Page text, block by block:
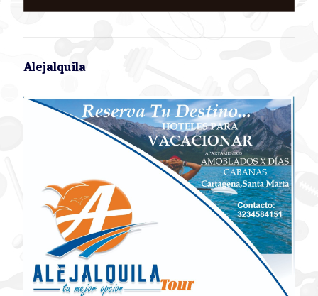
Alejalquila